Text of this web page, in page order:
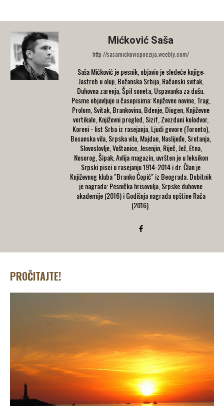
Mićković Saša
http://sasamickovicpoezija.weebly.com/
Saša Mićković je pesnik, objavio je sledeće knjige:
Jastreb u oluji, Božanska Srbija, Račanski svitak,
Duhovna zarenja, Špil soneta, Uspavanka za dušu.
Pesme objavljuje u časopisima: Književne novine, Trag,
Prolom, Svitak, Brankovina, Bdenje, Diogen, Književne
vertikale, Književni pregled, Sizif, Zvezdani kolodvor,
Koreni - list Srba iz rasejanja, Ljudi govore (Toronto),
Bosanska vila, Srpska vila, Majdan, Naslijeđe, Sretanja,
Slovoslovlje, Voštanice, Jesenjin, Riječ, Jež, Etna,
Nosorog, Šipak, Avlija magazin, uvršten je u leksikon
Srpski pisci u rasejanju 1914-2014 i dr. Član je
Književnog kluba "Branko Ćopić" iz Beograda. Dobitnik
je nagrada: Pesnička hrisovulja, Srpske duhovne
akademije (2016) i Godišnja nagrada opštine Rača
(2016).
PROČITAJTE!